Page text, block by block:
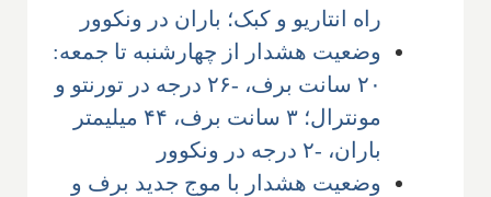
راه انتاریو و کبک؛ باران در ونکوور
وضعیت هشدار از چهارشنبه تا جمعه:
۲۰ سانت برف، -۲۶ درجه در تورنتو و
مونترال؛ ۳ سانت برف، ۴۴ میلیمتر
باران، -۲ درجه در ونکوور
وضعیت هشدار با موج جدید برف و